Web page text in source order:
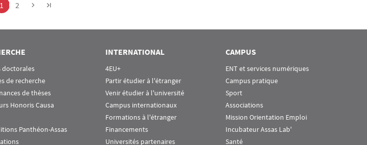
Page
1 Page
2
doctorales
de recherche
de thèses
Honoris Causa
Panthéon-Assas
INTERNATIONAL
4EU+
Partir étudier à l'étranger
Venir étudier à l'université
Campus internationaux
Formations à l'étranger
Financements
Universités partenaires
CAMPUS
ENT et services numériques
Campus pratique
Sport
Associations
Mission Orientation Emploi
Incubateur Assas Lab'
Santé